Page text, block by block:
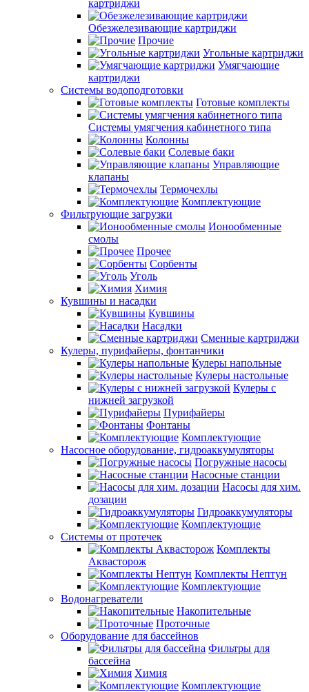
картриджи
Обезжелезивающие картриджи
Прочие
Угольные картриджи
Умягчающие
картриджи
Системы водоподготовки
Готовые комплекты
Системы умягчения кабинетного типа
Колонны
Солевые баки
Управляющие
клапаны
Термочехлы
Комплектующие
Фильтрующие загрузки
Ионообменные
смолы
Прочее
Сорбенты
Уголь
Химия
Кувшины и насадки
Кувшины
Насадки
Сменные картриджи
Кулеры, пурифайеры, фонтанчики
Кулеры напольные
Кулеры настольные
Кулеры с
нижней загрузкой
Пурифайеры
Фонтаны
Комплектующие
Насосное оборудование, гидроаккумуляторы
Погружные насосы
Насосные станции
Насосы для хим.
дозации
Гидроаккумуляторы
Комплектующие
Системы от протечек
Комплекты
Аквасторож
Комплекты Нептун
Комплектующие
Водонагреватели
Накопительные
Проточные
Оборудование для бассейнов
Фильтры для
бассейна
Химия
Комплектующие